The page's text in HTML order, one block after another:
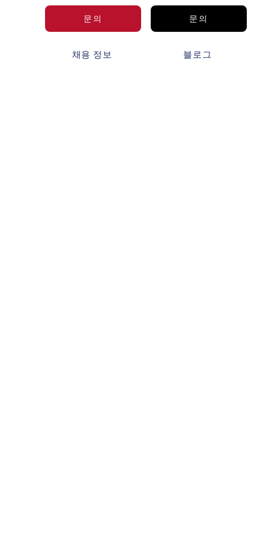
문의 문의
채용 정보 블로그